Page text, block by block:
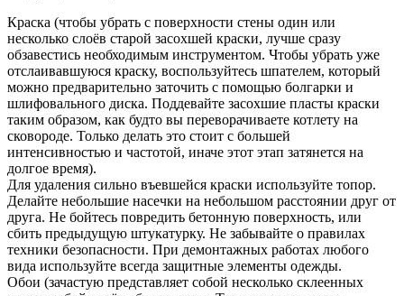
Краска (чтобы убрать с поверхности стены один или
несколько слоёв старой засохшей краски, лучше сразу
обзавестись необходимым инструментом. Чтобы убрать уже
отслаивавшуюся краску, воспользуйтесь шпателем, который
можно предварительно заточить с помощью болгарки и
шлифовального диска. Поддевайте засохшие пласты краски
таким образом, как будто вы переворачиваете котлету на
сковороде. Только делать это стоит с большей
интенсивностью и частотой, иначе этот этап затянется на
долгое время).
Для удаления сильно въевшейся краски используйте топор.
Делайте небольшие насечки на небольшом расстоянии друг от
друга. Не бойтесь повредить бетонную поверхность, или
сбить предыдущую штукатурку. Не забывайте о правилах
техники безопасности. При демонтажных работах любого
вида используйте всегда защитные элементы одежды.
Обои (зачастую представляет собой несколько склеенных